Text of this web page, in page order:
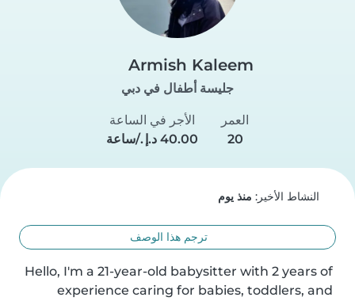
Armish Kaleem
جليسة أطفال في دبي
العمر
20
الأجر في الساعة
النشاط الأخير: منذ يوم
ترجم هذا الوصف
Hello, I'm a 21-year-old babysitter with 2 years of
experience caring for babies, toddlers, and